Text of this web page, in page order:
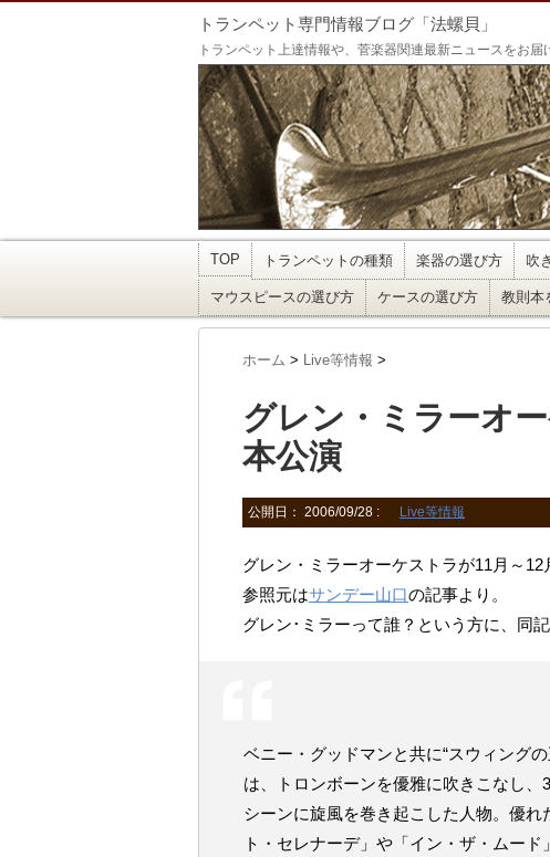
トランペット専門情報ブログ「法螺貝」
トランペット上達情報や、菅楽器関連最新ニュースをお
TOP トランペットの種類 楽器の選び方 吹
マウスピースの選び方 ケースの選び方 教則本
ホーム > Live等情報 >
グレン・ミラーオ
本公演
公開日： 2006/09/28 : Live等情報
グレン・ミラーオーケストラが11月～12
参照元はサンデー山口の記事より。
グレン･ミラーって誰？という方に、同記
ベニー・グッドマンと共に“スウィング
は、トロンボーンを優雅に吹きこなし
シーンに旋風を巻き起こした人物。優
ト・セレナーデ」や「イン・ザ・ムー